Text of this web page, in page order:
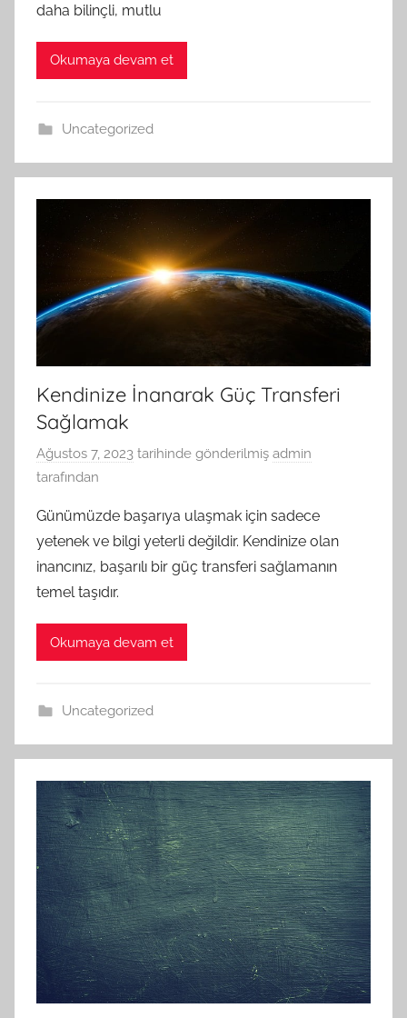
daha bilinçli, mutlu
Okumaya devam et
Uncategorized
Kendinize İnanarak Güç Transferi
Sağlamak
Ağustos 7, 2023 tarihinde gönderilmiş admin
tarafından
Günümüzde başarıya ulaşmak için sadece
yetenek ve bilgi yeterli değildir. Kendinize olan
inancınız, başarılı bir güç transferi sağlamanın
temel taşıdır.
Okumaya devam et
Uncategorized